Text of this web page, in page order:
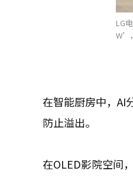
LG
W’
在智能厨房中，AI
防止溢出。
在OLED影院空间